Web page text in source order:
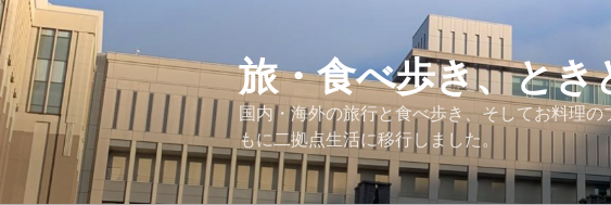
コ
ン
テ
ン
ツ
へ
旅・食べ歩き、と
国内・海外の旅行と食べ歩き、そしてお料理
もに二拠点生活に移行しました。